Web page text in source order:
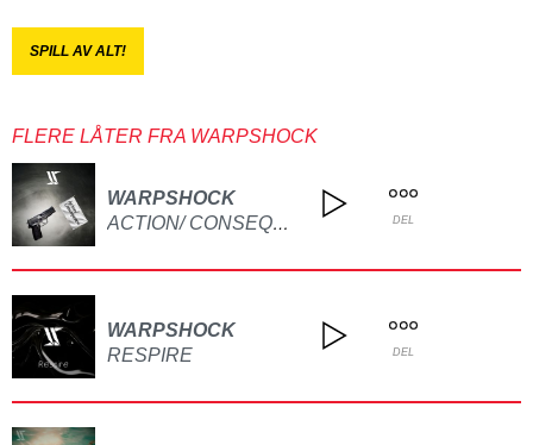
SPILL AV ALT!
FLERE LÅTER FRA WARPSHOCK
WARPSHOCK
ACTION/ CONSEQUENCE DEL
WARPSHOCK
RESPIRE
DEL